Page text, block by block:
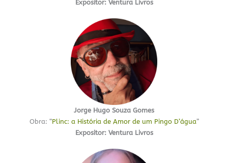
Expositor: Ventura Livros
Jorge Hugo Souza Gomes
Obra: “Plinc: a História de Amor de um Pingo D’água”
Expositor: Ventura Livros